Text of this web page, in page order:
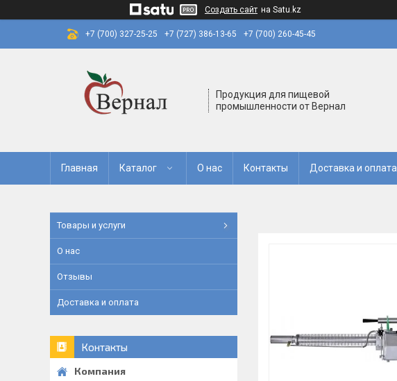
Создать сайт на Satu.kz
+7 (700) 327-25-25 +7 (727) 386-13-65 +7 (700) 260-45-45
Продукция для пищевой
промышленности от Вернал
Главная Каталог О нас Контакты Доставка и оплата
Товары и услуги
О нас
Отзывы
Доставка и оплата
Контакты